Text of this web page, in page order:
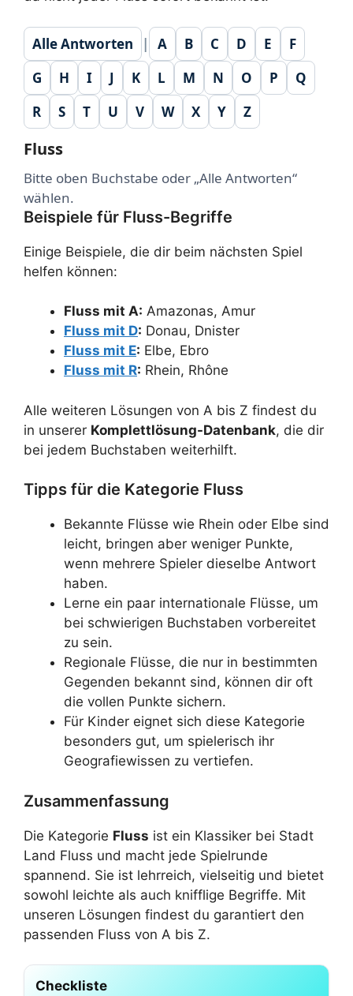
Alle Antworten | A B C D E
F
G
H I J K L M N O P
Q
R
S T U V W X Y Z
Fluss
Bitte oben Buchstabe oder „Alle Antworten“
wählen.
Beispiele für Fluss-Begriffe
Einige Beispiele, die dir beim nächsten Spiel
helfen können:
Fluss mit A: Amazonas, Amur
Fluss mit D: Donau, Dnister
Fluss mit E: Elbe, Ebro
Fluss mit R: Rhein, Rhône
Alle weiteren Lösungen von A bis Z findest du
in unserer Komplettlösung-Datenbank, die dir
bei jedem Buchstaben weiterhilft.
Tipps für die Kategorie Fluss
Bekannte Flüsse wie Rhein oder Elbe sind
leicht, bringen aber weniger Punkte,
wenn mehrere Spieler dieselbe Antwort
haben.
Lerne ein paar internationale Flüsse, um
bei schwierigen Buchstaben vorbereitet
zu sein.
Regionale Flüsse, die nur in bestimmten
Gegenden bekannt sind, können dir oft
die vollen Punkte sichern.
Für Kinder eignet sich diese Kategorie
besonders gut, um spielerisch ihr
Geografiewissen zu vertiefen.
Zusammenfassung
Die Kategorie Fluss ist ein Klassiker bei Stadt
Land Fluss und macht jede Spielrunde
spannend. Sie ist lehrreich, vielseitig und bietet
sowohl leichte als auch knifflige Begriffe. Mit
unseren Lösungen findest du garantiert den
passenden Fluss von A bis Z.
Checkliste